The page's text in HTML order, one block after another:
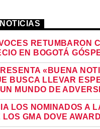
RETUMBARON
EN BOGOTÁ
«BUENA
BUSCA LLEVAR
MUNDO DE
LOS NOMINADOS A
GMA DOVE